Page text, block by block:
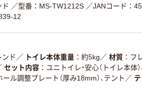
／型番：MS-TW1212S ／JANコード：
12
ンド ／ トイレ本体重量 約5kg ／ 材質
フ
セット内容
ユニトイレ・安心（トイレ本体
ール調整プレート（厚み18mm）、テント ／